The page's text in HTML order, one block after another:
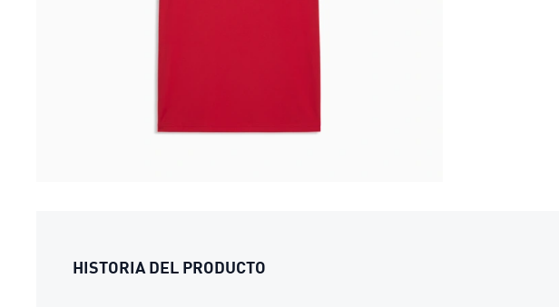
HISTORIA DEL PRODUCTO